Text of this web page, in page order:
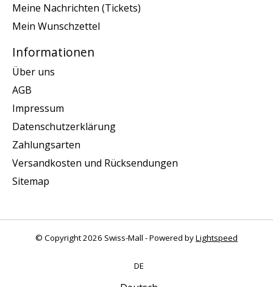
Meine Nachrichten (Tickets)
Mein Wunschzettel
Informationen
Über uns
AGB
Impressum
Datenschutzerklärung
Zahlungsarten
Versandkosten und Rücksendungen
Sitemap
© Copyright 2026 Swiss-Mall - Powered byLightspeed
DE